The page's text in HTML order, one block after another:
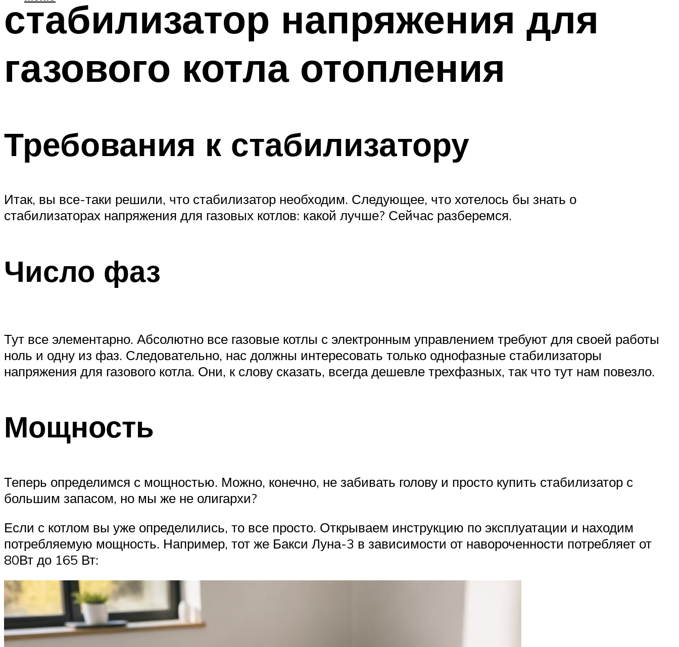
стабилизатор напряжения для
газового котла отопления
Требования к стабилизатору
Итак, вы все-таки решили, что стабилизатор необходим. Следующее, что хотелось бы знать о
стабилизаторах напряжения для газовых котлов: какой лучше? Сейчас разберемся.
Число фаз
Тут все элементарно. Абсолютно все газовые котлы с электронным управлением требуют для своей работы
ноль и одну из фаз. Следовательно, нас должны интересовать только однофазные стабилизаторы
напряжения для газового котла. Они, к слову сказать, всегда дешевле трехфазных, так что тут нам повезло.
Мощность
Теперь определимся с мощностью. Можно, конечно, не забивать голову и просто купить стабилизатор с
большим запасом, но мы же не олигархи?
Если с котлом вы уже определились, то все просто. Открываем инструкцию по эксплуатации и находим
потребляемую мощность. Например, тот же Бакси Луна-3 в зависимости от навороченности потребляет от
80Вт до 165 Вт: